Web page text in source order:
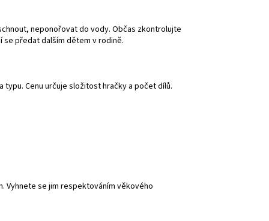
neponořovat do vody. Občas zkontrolujte
se předat dalším dětem v rodině.
typu. Cenu určuje složitost hračky a počet dílů.
Vyhnete se jim respektováním věkového